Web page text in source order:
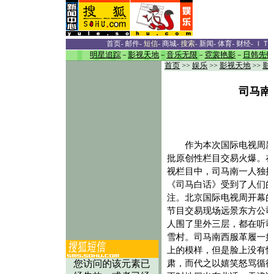
首页- 邮件- 短信- 商城- 搜索- 新闻- 体育- 财经- Ｉ
明星追踪 － 影视天地 － 音乐无限 － 霓裳艳影 － 日韩先
首页 >> 娱乐 >> 影视天地 >>
司马
作为本次国际电视周
批原创性栏目交易火爆
视栏目中，司马南一人独
《司马白话》受到了人
注。北京国际电视周开
节目交易现场远景东方
人围了里外三层，都在
雪村。司马南西服革履
上的模样，但是脸上没
肃，而代之以嬉笑怒骂